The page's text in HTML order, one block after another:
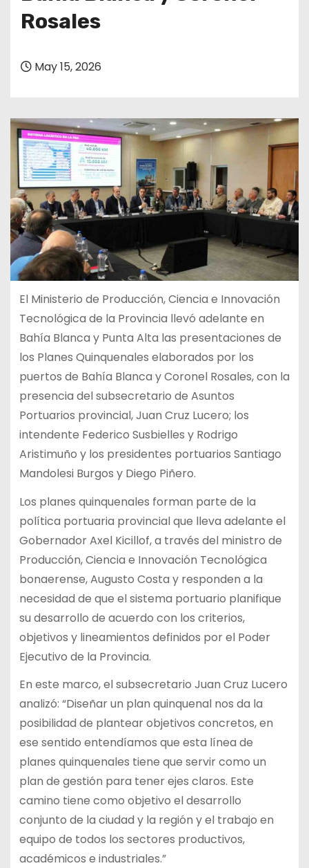
Rosales
May 15, 2026
El Ministerio de Producción, Ciencia e Innovación
Tecnológica de la Provincia llevó adelante en
Bahía Blanca y Punta Alta las presentaciones de
los Planes Quinquenales elaborados por los
puertos de Bahía Blanca y Coronel Rosales, con la
presencia del subsecretario de Asuntos
Portuarios provincial, Juan Cruz Lucero; los
intendente Federico Susbielles y Rodrigo
Aristimuño y los presidentes portuarios Santiago
Mandolesi Burgos y Diego Piñero.
Los planes quinquenales forman parte de la
política portuaria provincial que lleva adelante el
Gobernador Axel Kicillof, a través del ministro de
Producción, Ciencia e Innovación Tecnológica
bonaerense, Augusto Costa y responden a la
necesidad de que el sistema portuario planifique
su desarrollo de acuerdo con los criterios,
objetivos y lineamientos definidos por el Poder
Ejecutivo de la Provincia.
En este marco, el subsecretario Juan Cruz Lucero
analizó: “Diseñar un plan quinquenal nos da la
posibilidad de plantear objetivos concretos, en
ese sentido entendíamos que esta línea de
planes quinquenales tiene que servir como un
plan de gestión para tener ejes claros. Este
camino tiene como objetivo el desarrollo
conjunto de la ciudad y la región y el trabajo en
equipo de todos los sectores productivos,
académicos e industriales.”